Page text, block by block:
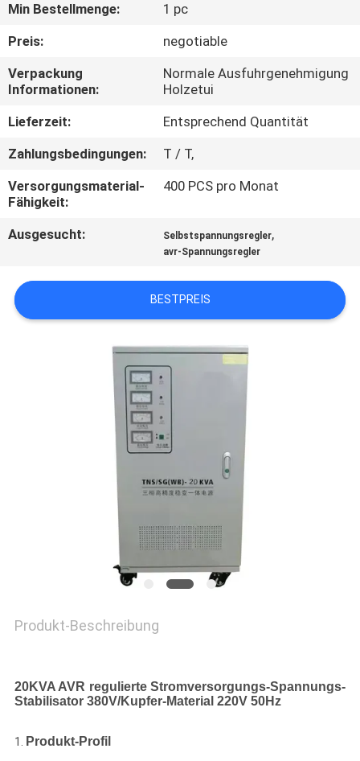
QUALITÄTSKONTROLLE
KONTAKT
MIT
NEUIGKEITEN
BITTE
EIN
ANGEBOT
SEITENVERZEICHNIS
DATENSCHUTZ-
BESTIMMUNGEN
Min Bestellmenge:
1 pc
Preis:
negotiable
Verpackung
Informationen:
Normale Ausfuhrgenehmigung
Holzetui
Lieferzeit:
Entsprechend Quantität
Zahlungsbedingungen:
T / T,
Versorgungsmaterial-
Fähigkeit:
400 PCS pro Monat
Ausgesucht: Selbstspannungsregler,
avr-Spannungsregler
BESTPREIS
Produkt-Beschreibung
20KVA AVR regulierte Stromversorgungs-Spannungs-
Stabilisator 380V/Kupfer-Material 220V 50Hz
1. Produkt-Profil